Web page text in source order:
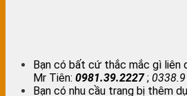
Bạn có bất cứ thắc mắc gì liên
Mr Tiên: 0981.39.2227;
Bạn có nhu cầu trang bị thêm